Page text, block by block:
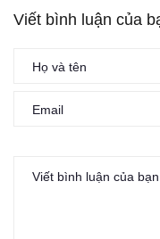
Viết bình luận của